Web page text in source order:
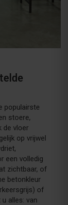
populairste
stoere,
de vloer
op vrijwel
een volledig
zichtbaar, of
betonkleur
of
alles: van